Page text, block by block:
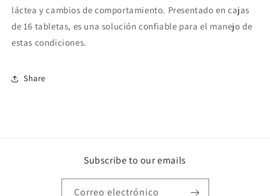
láctea y cambios de comportamiento. Presentado en cajas
de 16 tabletas, es una solución confiable para el manejo de
estas condiciones.
Share
Subscribe to our emails
Correo electrónico